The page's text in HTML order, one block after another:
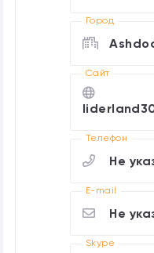
Город
Cайт
Телефон
Не
E-mail
Не
Skype